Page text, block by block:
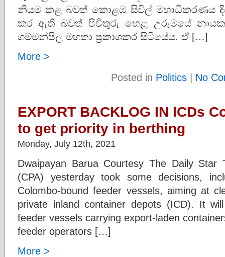
නියම කළ බවත් කොළඹ සිවිල් මහාධිකරණය
කර ඇති බවත් පිවිතුරු හෙළ උරුමයේ
ගම්මන්පිල මහතා ප්‍රකාශකර සිටියේය. ඒ […]
More >
Posted in Politics | No
EXPORT BACKLOG IN ICDs
to get priority in berthing
Monday, July 12th, 2021
Dwaipayan Barua Courtesy The Daily Star
(CPA) yesterday took some decisions,
Colombo-bound feeder vessels, aiming at
private inland container depots (ICD). It
feeder vessels carrying export-laden
feeder operators […]
More >